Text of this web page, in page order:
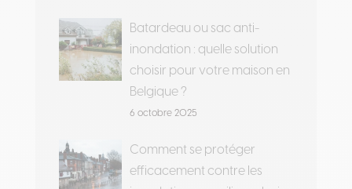
Batardeau ou sac anti-
inondation : quelle solution
choisir pour votre maison en
Belgique ?
6 octobre 2025
Comment se protéger
efficacement contre les